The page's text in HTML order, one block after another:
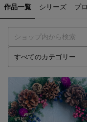
作品一覧 シリーズ プ